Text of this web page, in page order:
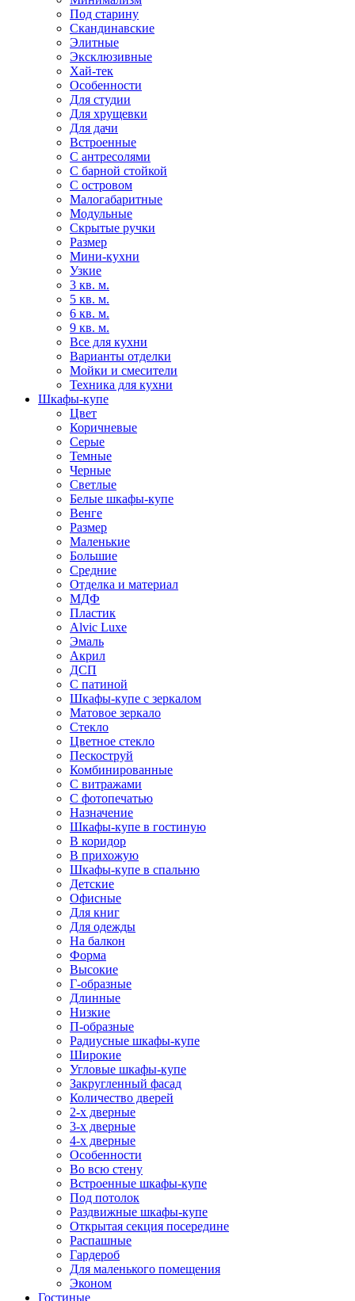
Под старину
Скандинавские
Элитные
Эксклюзивные
Хай-тек
Особенности
Для студии
Для хрущевки
Для дачи
Встроенные
С антресолями
С барной стойкой
С островом
Малогабаритные
Модульные
Скрытые ручки
Размер
Мини-кухни
Узкие
3 кв. м.
5 кв. м.
6 кв. м.
9 кв. м.
Все для кухни
Варианты отделки
Мойки и смесители
Техника для кухни
Шкафы-купе
Цвет
Коричневые
Серые
Темные
Черные
Светлые
Белые шкафы-купе
Венге
Размер
Маленькие
Большие
Средние
Отделка и материал
МДФ
Пластик
Alvic Luxe
Эмаль
Акрил
ДСП
С патиной
Шкафы-купе с зеркалом
Матовое зеркало
Стекло
Цветное стекло
Пескоструй
Комбинированные
С витражами
С фотопечатью
Назначение
Шкафы-купе в гостиную
В коридор
В прихожую
Шкафы-купе в спальню
Детские
Офисные
Для книг
Для одежды
На балкон
Форма
Высокие
Г-образные
Длинные
Низкие
П-образные
Радиусные шкафы-купе
Широкие
Угловые шкафы-купе
Закругленный фасад
Количество дверей
2-х дверные
3-х дверные
4-х дверные
Особенности
Во всю стену
Встроенные шкафы-купе
Под потолок
Раздвижные шкафы-купе
Открытая секция посередине
Распашные
Гардероб
Для маленького помещения
Эконом
Гостиные